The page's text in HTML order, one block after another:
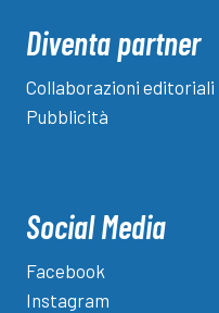
Diventa partner
Collaborazioni editoriali
Pubblicità
Social Media
Facebook
Instagram